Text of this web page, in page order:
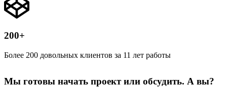
200+
Более 200 довольных клиентов за 11 лет работы
Мы готовы начать проект или обсудить. А вы?